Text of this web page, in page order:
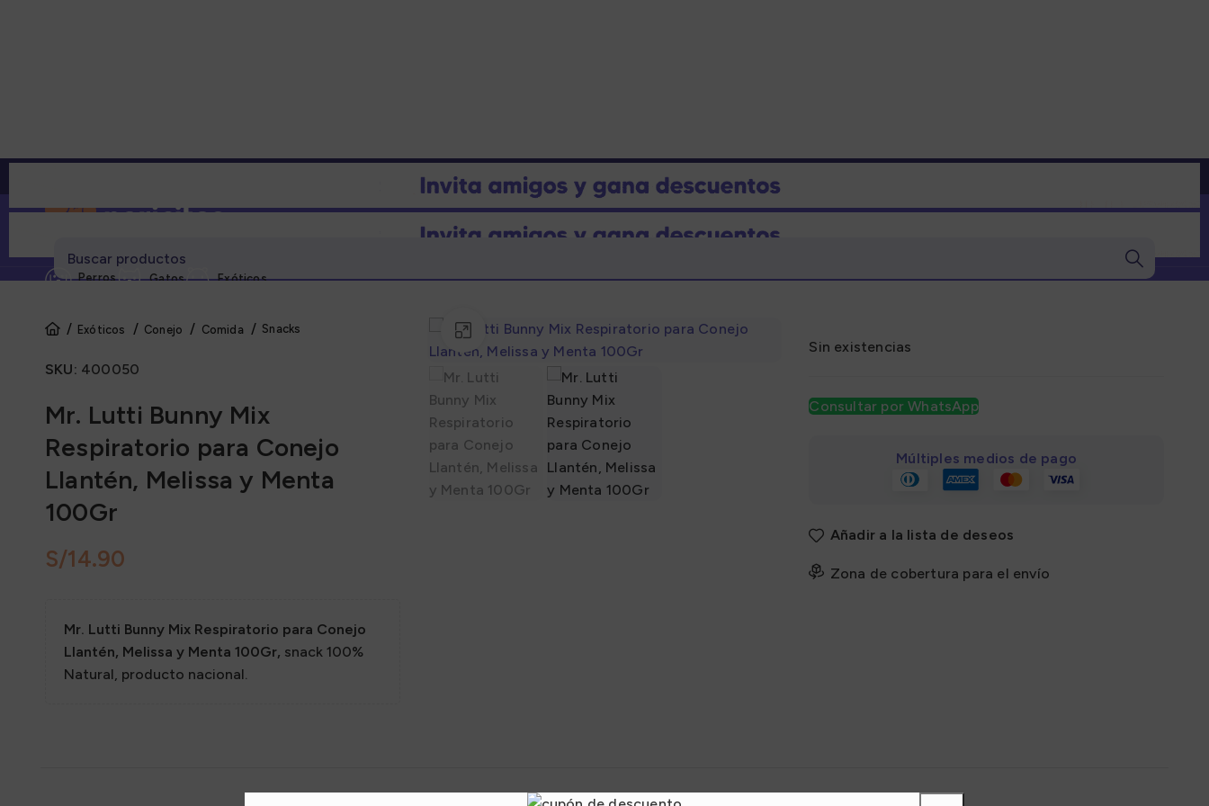
Perros
Categorías
Alimento Seco
Alimento Húmedo
Alimento Barf
Marcas
Gatos
Categorías
Alimento Seco
Alimento Húmedo
Alimento Barf
Exóticos
Exóticos Conejo Comida Snacks
SKU: 400050
Mr. Lutti Bunny Mix
Respiratorio para Conejo
Llantén, Melissa y Menta
100Gr
S/14.90
Mr. Lutti Bunny Mix Respiratorio para Conejo
Llantén, Melissa y Menta 100Gr, snack 100%
Natural, producto nacional.
Click to enlarge
Sin existencias
Consultar por WhatsApp
Múltiples medios de pago
Añadir a la lista de deseos
Zona de cobertura para el envío